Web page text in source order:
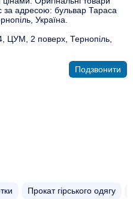
за адресою: бульвар Тараса
Україна.
ЦУМ, 2 поверх, Тернопіль,
Подзвонити
Прокат гірського одягу